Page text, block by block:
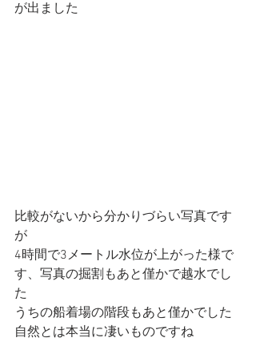
が出ました
比較がないから分かりづらい写真です
が
4時間で3メートル水位が上がった様で
す、写真の掘割もあと僅かで越水でし
た
うちの船着場の階段もあと僅かでした
自然とは本当に凄いものですね